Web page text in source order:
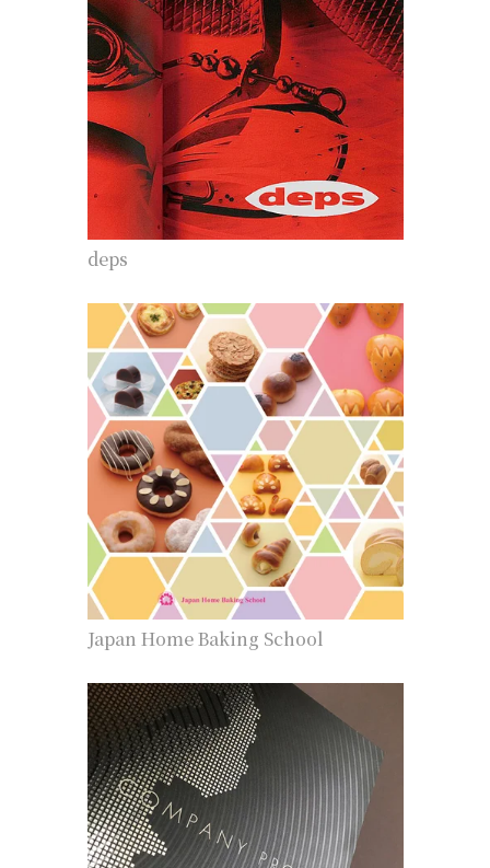
deps
Japan Home Baking School